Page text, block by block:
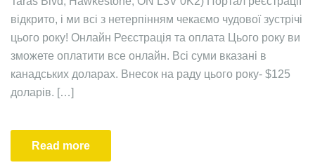
відкрито, і ми всі з нетерпінням чекаємо чудової зустрічі
цього року! Oнлайн Реєстрація та оплата Цього року ви
зможете оплатити все онлайн. Всі суми вказані в
канадських доларах. Внесок на раду цього року- $125
доларів. […]
Read more